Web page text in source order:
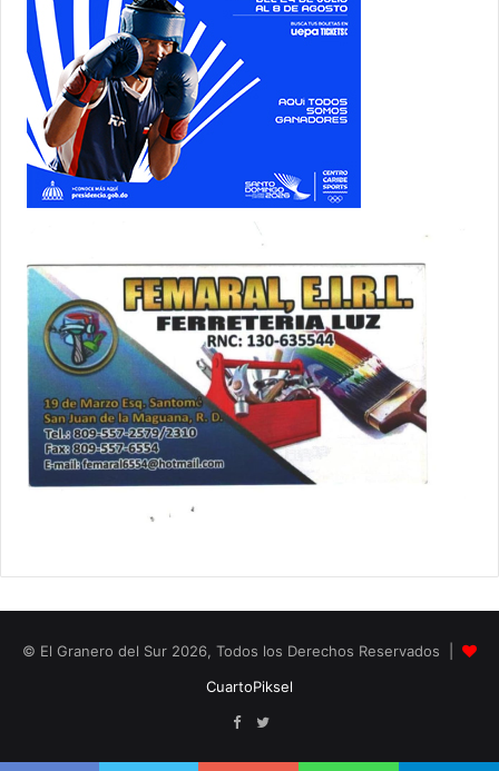
© El Granero del Sur 2026, Todos los Derechos Reservados |
CuartoPiksel